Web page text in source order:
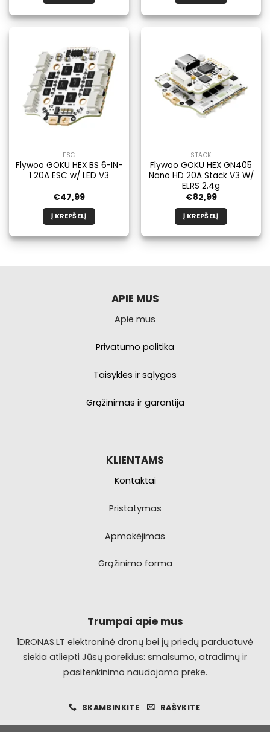
ESC
Flywoo GOKU HEX BS 6-IN-
1 20A ESC w/ LED V3
€47,99
Į KREPŠELĮ
STACK
Flywoo GOKU HEX GN405
Nano HD 20A Stack V3 W/
ELRS 2.4g
€82,99
Į KREPŠELĮ
APIE MUS
Apie mus
Privatumo politika
Taisyklės ir sąlygos
Grąžinimas ir garantija
KLIENTAMS
Kontaktai
Pristatymas
Apmokėjimas
Grąžinimo forma
Trumpai apie mus
1DRONAS.LT elektroninė dronų bei jų priedų parduotuvė
siekia atliepti Jūsų poreikius: smalsumo, atradimų ir
pasitenkinimo naudojama preke.
SKAMBINKITE RAŠYKITE